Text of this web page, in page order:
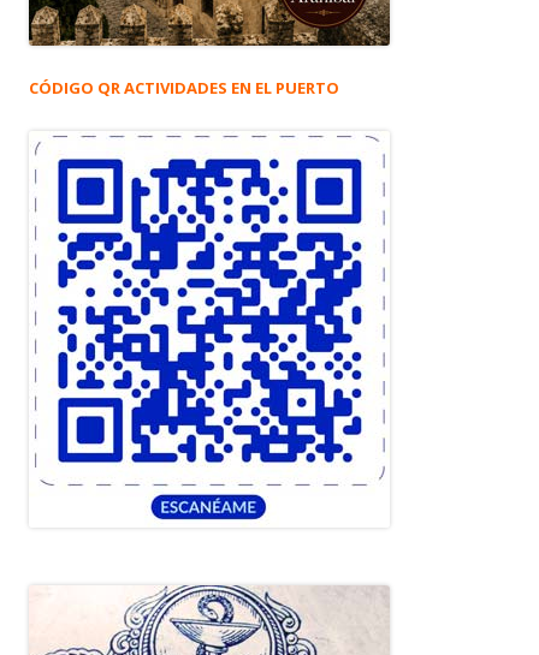
CÓDIGO QR ACTIVIDADES EN EL PUERTO